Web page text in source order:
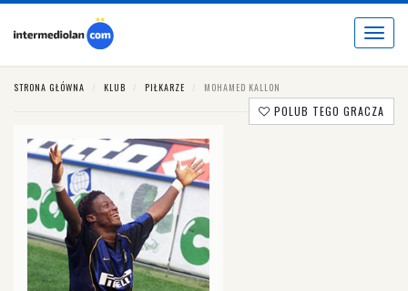
Toggle
STRONA GŁÓWNA KLUB PIŁKARZE MOHAMED KALLON
POLUB TEGO GRACZA